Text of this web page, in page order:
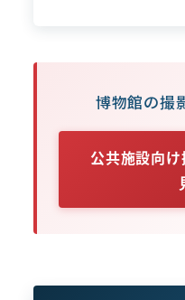
博物館の撮
公共施設向